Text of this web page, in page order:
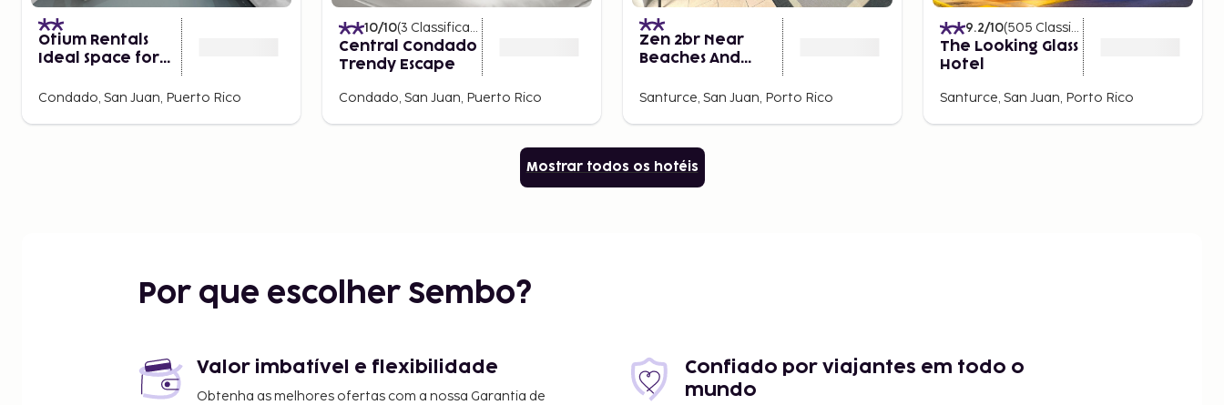
Otium Rentals
Ideal Space for
Condado, San Juan, Puerto Rico
10/10(3 Classificações
Central Condado
Trendy Escape
Condado, San Juan, Puerto Rico
Zen 2br Near
Beaches And
Santurce, San Juan, Porto Rico
9.2/10(505 Classificações
The Looking Glass
Hotel
Santurce, San Juan, Porto Rico
Mostrar todos os hotéis
Por que escolher Sembo?
Valor imbatível e flexibilidade
Obtenha as melhores ofertas com a nossa Garantia de
Confiado por viajantes em todo o
mundo